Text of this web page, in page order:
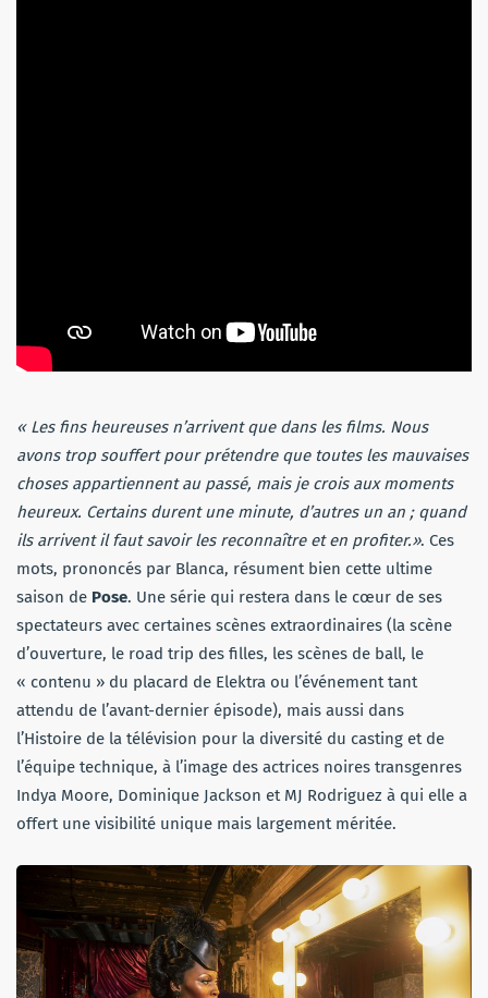
« Les fins heureuses n’arrivent que dans les films. Nous
avons trop souffert pour prétendre que toutes les mauvaises
choses appartiennent au passé, mais je crois aux moments
heureux. Certains durent une minute, d’autres un an ; quand
ils arrivent il faut savoir les reconnaître et en profiter.». Ces
mots, prononcés par Blanca, résument bien cette ultime
saison de Pose. Une série qui restera dans le cœur de ses
spectateurs avec certaines scènes extraordinaires (la scène
d’ouverture, le road trip des filles, les scènes de ball, le
« contenu » du placard de Elektra ou l’événement tant
attendu de l’avant-dernier épisode), mais aussi dans
l’Histoire de la télévision pour la diversité du casting et de
l’équipe technique, à l’image des actrices noires transgenres
Indya Moore, Dominique Jackson et MJ Rodriguez à qui elle a
offert une visibilité unique mais largement méritée.